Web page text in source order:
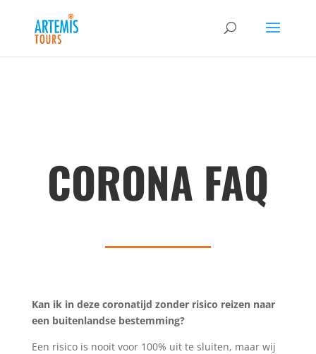
CORONA FAQ
Kan ik in deze coronatijd zonder risico reizen naar
een buitenlandse bestemming?
Een risico is nooit voor 100% uit te sluiten, maar wij